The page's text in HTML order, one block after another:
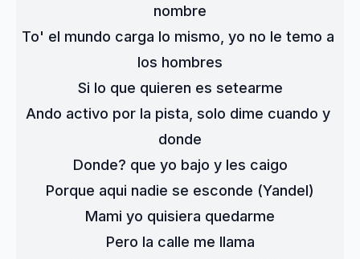
nombre
To' el mundo carga lo mismo, yo no le temo a
los hombres
Si lo que quieren es setearme
Ando activo por la pista, solo dime cuando y
donde
Donde? que yo bajo y les caigo
Porque aqui nadie se esconde (Yandel)
Mami yo quisiera quedarme
Pero la calle me llama